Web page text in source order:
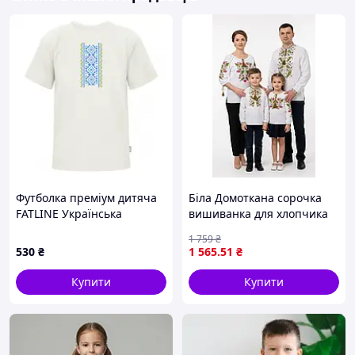
Україні. Наші вишиванки продаються від виробника
Тому торгівля відбувається як
, так і роздріб
Вишиваночки продаються в деяких районах Карпат.
Користуються популярністю на Сорочинському
ярмарку.
Футболка преміум дитяча
FATLINE Українська
530 ₴
Купити
Біла Домоткана сорочка
вишиванка для хлопчика
110 116 122 128 134 140
146 152 158 164 170 176
140
1 565.51 ₴
1 759₴
Купити